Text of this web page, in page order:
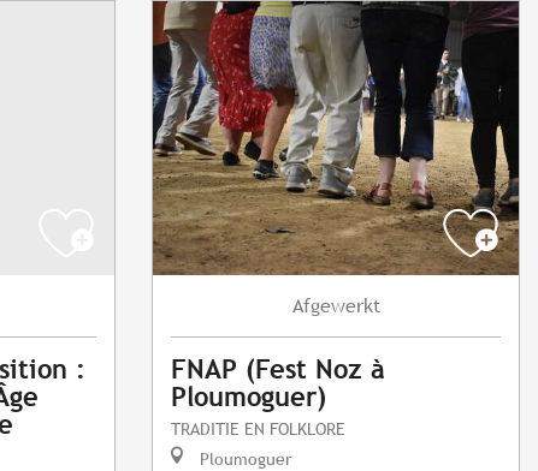
:
Afgewerkt
FNAP (Fest Noz à
Ploumoguer)
TRADITIE EN FOLKLORE
Ploumoguer